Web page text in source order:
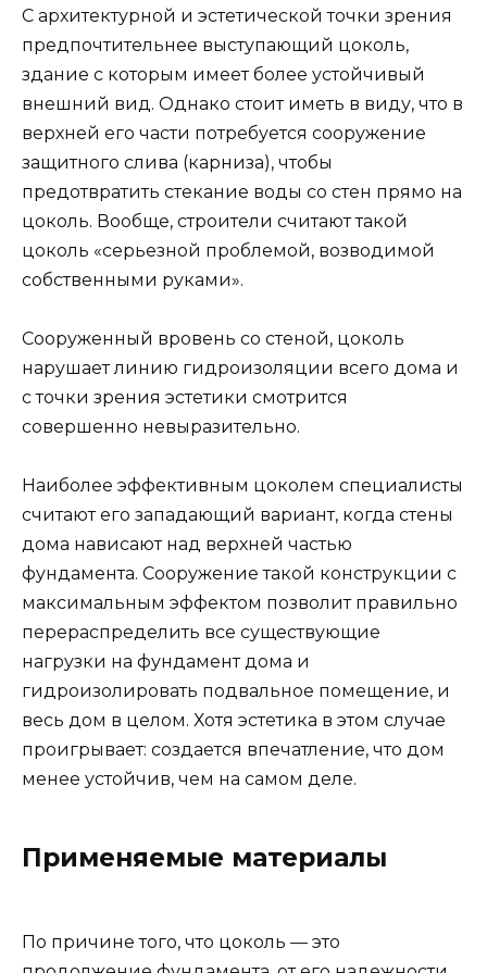
С архитектурной и эстетической точки зрения
предпочтительнее выступающий цоколь,
здание с которым имеет более устойчивый
внешний вид. Однако стоит иметь в виду, что в
верхней его части потребуется сооружение
защитного слива (карниза), чтобы
предотвратить стекание воды со стен прямо на
цоколь. Вообще, строители считают такой
цоколь «серьезной проблемой, возводимой
собственными руками».
Сооруженный вровень со стеной, цоколь
нарушает линию гидроизоляции всего дома и
с точки зрения эстетики смотрится
совершенно невыразительно.
Наиболее эффективным цоколем специалисты
считают его западающий вариант, когда стены
дома нависают над верхней частью
фундамента. Сооружение такой конструкции с
максимальным эффектом позволит правильно
перераспределить все существующие
нагрузки на фундамент дома и
гидроизолировать подвальное помещение, и
весь дом в целом. Хотя эстетика в этом случае
проигрывает: создается впечатление, что дом
менее устойчив, чем на самом деле.
Применяемые материалы
По причине того, что цоколь — это